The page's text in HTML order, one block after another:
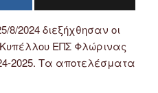
8/2024 διεξήχθησαν οι
ΕΠΣ Φλώρινας
2025. Τα αποτελέσματα